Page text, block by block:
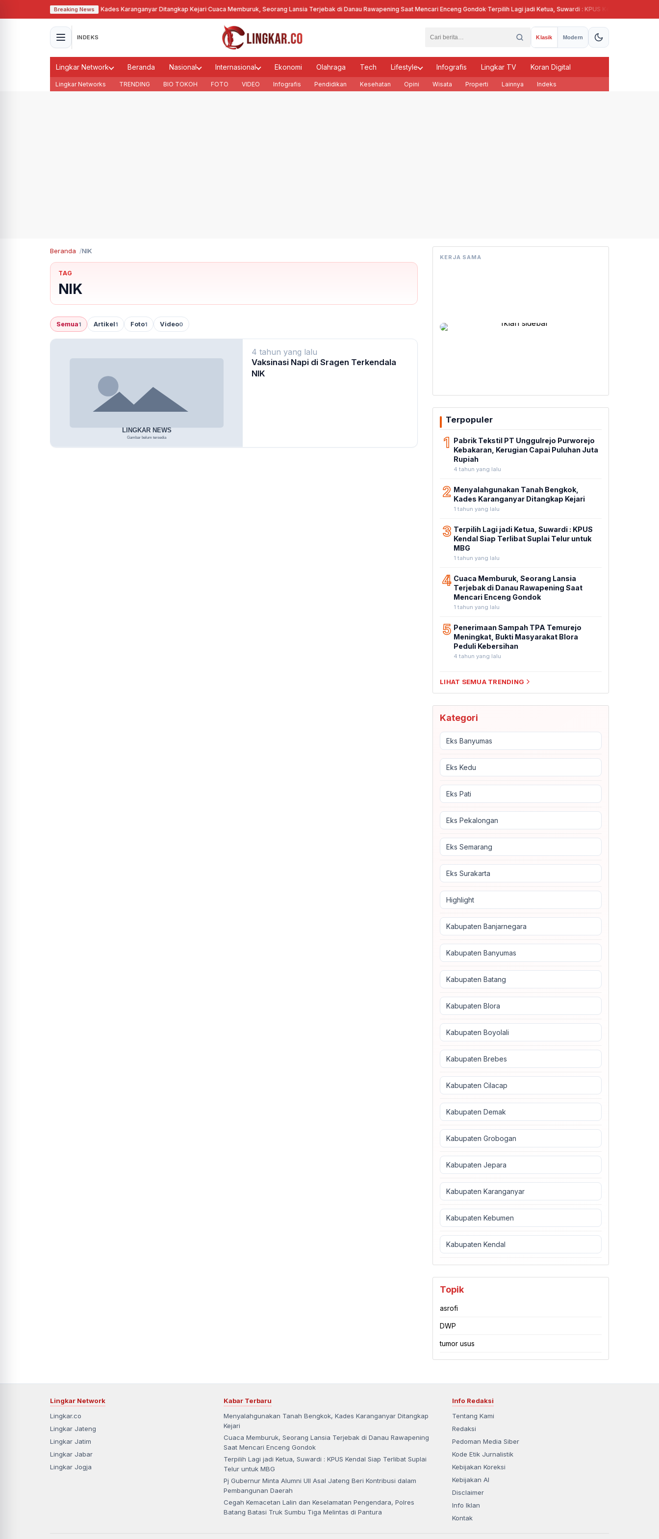
Breaking News
Tanah Bengkok, Kades Karanganyar Ditangkap Kejari·Cuaca Memburuk, Seorang Lansia Terjebak di Danau Rawapening Saat Mencari Enceng Gondok·Terpilih Lagi jadi Ketua, Suwardi : KPUS Kendal Siap Terlibat
INDEKS Klasik Modern
Lingkar Network Beranda Nasional Internasional Ekonomi Olahraga Tech Lifestyle Infografis Lingkar TV Koran Digital
Lingkar Networks TRENDING BIO TOKOH FOTO VIDEO Infografis Pendidikan Kesehatan Opini Wisata Properti Lainnya Indeks
Beranda NIK
TAG
NIK
Semua1 Artikel1 Foto1 Video0
4 tahun yang lalu
Vaksinasi Napi di Sragen Terkendala
NIK
KERJA SAMA
Terpopuler
1 Pabrik Tekstil PT Unggulrejo Purworejo
Kebakaran, Kerugian Capai Puluhan Juta
Rupiah
4 tahun yang lalu
2 Menyalahgunakan Tanah Bengkok,
Kades Karanganyar Ditangkap Kejari
1 tahun yang lalu
3 Terpilih Lagi jadi Ketua, Suwardi : KPUS
Kendal Siap Terlibat Suplai Telur untuk
MBG
1 tahun yang lalu
4 Cuaca Memburuk, Seorang Lansia
Terjebak di Danau Rawapening Saat
Mencari Enceng Gondok
1 tahun yang lalu
5 Penerimaan Sampah TPA Temurejo
Meningkat, Bukti Masyarakat Blora
Peduli Kebersihan
4 tahun yang lalu
LIHAT SEMUA TRENDING
Kategori
Eks Banyumas
Eks Kedu
Eks Pati
Eks Pekalongan
Eks Semarang
Eks Surakarta
Highlight
Kabupaten Banjarnegara
Kabupaten Banyumas
Kabupaten Batang
Kabupaten Blora
Kabupaten Boyolali
Kabupaten Brebes
Kabupaten Cilacap
Kabupaten Demak
Kabupaten Grobogan
Kabupaten Jepara
Kabupaten Karanganyar
Kabupaten Kebumen
Kabupaten Kendal
Topik
asrofi
DWP
tumor usus
Lingkar Network
Lingkar.co
Lingkar Jateng
Lingkar Jatim
Lingkar Jabar
Lingkar Jogja
Kabar Terbaru
Menyalahgunakan Tanah Bengkok, Kades Karanganyar Ditangkap
Kejari
Cuaca Memburuk, Seorang Lansia Terjebak di Danau Rawapening
Saat Mencari Enceng Gondok
Terpilih Lagi jadi Ketua, Suwardi : KPUS Kendal Siap Terlibat Suplai
Telur untuk MBG
Pj Gubernur Minta Alumni UII Asal Jateng Beri Kontribusi dalam
Pembangunan Daerah
Cegah Kemacetan Lalin dan Keselamatan Pengendara, Polres
Batang Batasi Truk Sumbu Tiga Melintas di Pantura
Info Redaksi
Tentang Kami
Redaksi
Pedoman Media Siber
Kode Etik Jurnalistik
Kebijakan Koreksi
Kebijakan AI
Disclaimer
Info Iklan
Kontak